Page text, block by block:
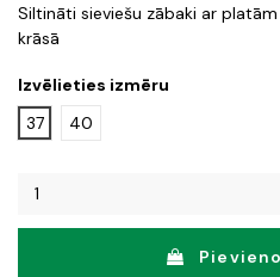
Siltināti sieviešu zābaki ar
krāsā
Izvēlieties izmēru
37
40